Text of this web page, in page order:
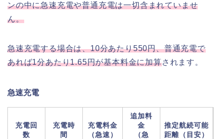
ンの中に急速充電や普通充電は一切含まれていませ
ん。
急速充電する場合は、10分あたり550円、普通充電で
あれば1分あたり1.65円が基本料金に加算されます。
急速充電
充電回
数
充電時
間
充電料金
（急速）
追加料
金
（急
推定航続可能
距離（目安）